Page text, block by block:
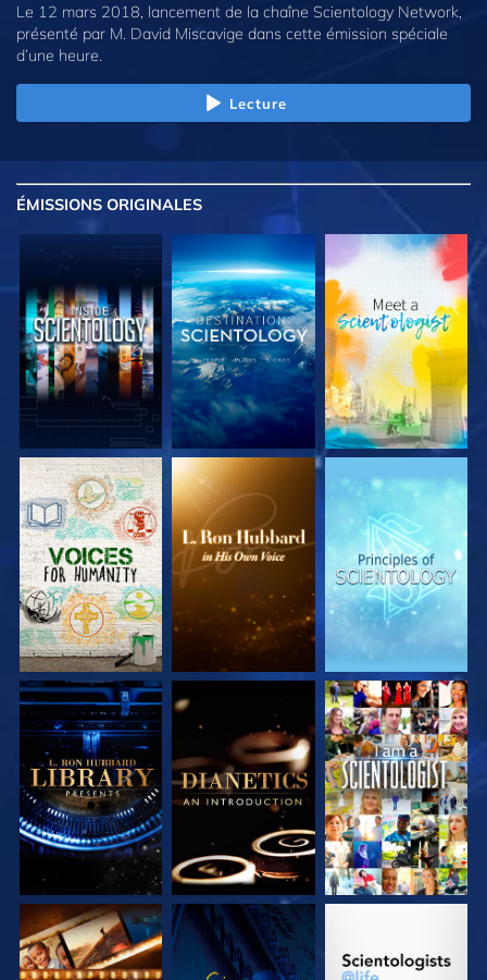
Le 12 mars 2018, lancement de la chaîne Scientology Network,
présenté par M. David Miscavige dans cette émission spéciale
d’une heure.
Lecture
ÉMISSIONS ORIGINALES
DÉCOUVRIR LES
SÉRIES
DÉCOUVRIR LES
SÉRIES
DÉCOUVRIR LES
SÉRIES
DÉCOUVRIR LES
SÉRIES
DÉCOUVRIR LES
SÉRIES
REGARDER
DÉCOUVRIR LES REGARDER DÉCOUVRIR LES